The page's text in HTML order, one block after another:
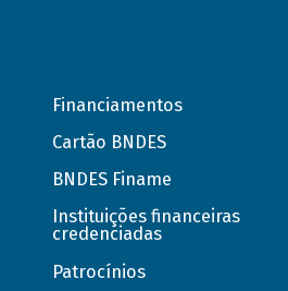
Financiamentos
Cartão BNDES
BNDES Finame
Instituições financeiras
credenciadas
Patrocínios